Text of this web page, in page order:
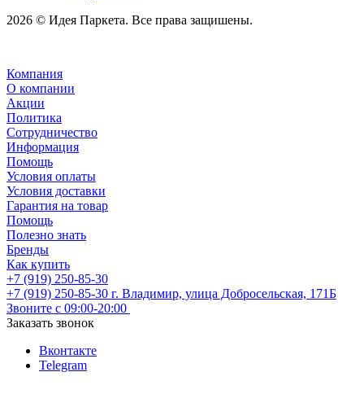
2026 © Идея Паркета. Все права защишены.
Компания
О компании
Акции
Политика
Сотрудничество
Информация
Помощь
Условия оплаты
Условия доставки
Гарантия на товар
Помощь
Полезно знать
Бренды
Как купить
+7 (919) 250-85-30
+7 (919) 250-85-30 г. Владимир, улица Добросельская, 171Б
Звоните с 09:00-20:00
Заказать звонок
Вконтакте
Telegram